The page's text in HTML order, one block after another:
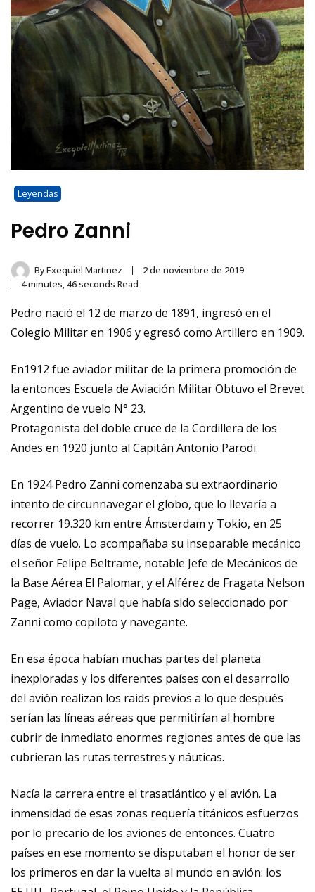
Leyendas
Pedro Zanni
ByExequiel Martinez
2 de noviembre de 2019
4 minutes, 46 seconds Read
Pedro nació el 12 de marzo de 1891, ingresó en el
Colegio Militar en 1906 y egresó como Artillero en 1909.
En1912 fue aviador militar de la primera promoción de
la entonces Escuela de Aviación Militar Obtuvo el Brevet
Argentino de vuelo N° 23.
Protagonista del doble cruce de la Cordillera de los
Andes en 1920 junto al Capitán Antonio Parodi.
En 1924 Pedro Zanni comenzaba su extraordinario
intento de circunnavegar el globo, que lo llevaría a
recorrer 19.320 km entre Ámsterdam y Tokio, en 25
días de vuelo. Lo acompañaba su inseparable mecánico
el señor Felipe Beltrame, notable Jefe de Mecánicos de
la Base Aérea El Palomar, y el Alférez de Fragata Nelson
Page, Aviador Naval que había sido seleccionado por
Zanni como copiloto y navegante.
En esa época habían muchas partes del planeta
inexploradas y los diferentes países con el desarrollo
del avión realizan los raids previos a lo que después
serían las líneas aéreas que permitirían al hombre
cubrir de inmediato enormes regiones antes de que las
cubrieran las rutas terrestres y náuticas.
Nacía la carrera entre el trasatlántico y el avión. La
inmensidad de esas zonas requería titánicos esfuerzos
por lo precario de los aviones de entonces. Cuatro
países en ese momento se disputaban el honor de ser
los primeros en dar la vuelta al mundo en avión: los